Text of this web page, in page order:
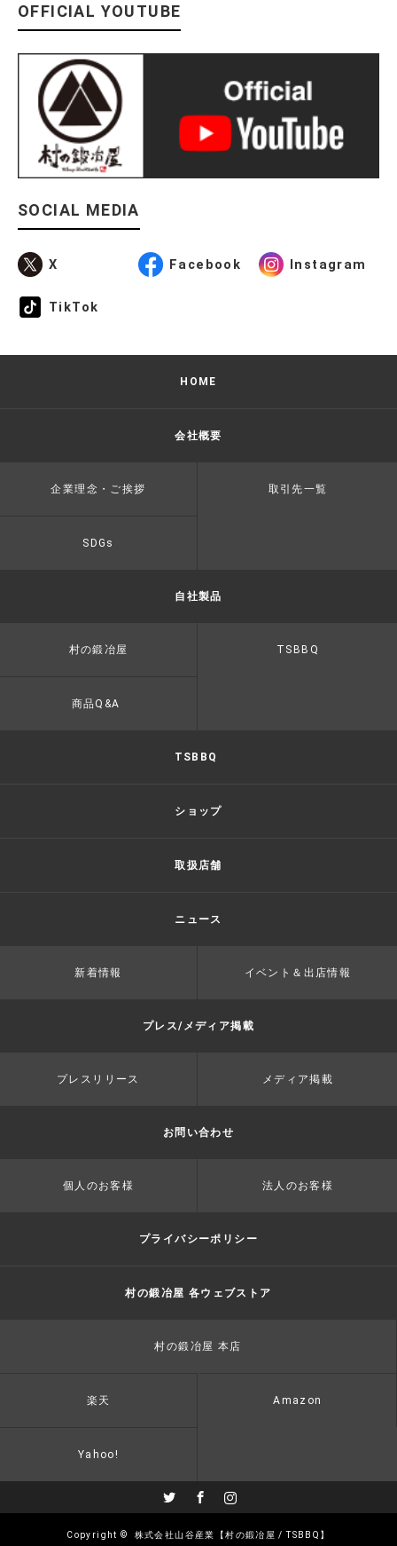
OFFICIAL YOUTUBE
SOCIAL MEDIA
X Facebook Instagram
TikTok
HOME
会社概要
企業理念・ご挨拶 取引先一覧
SDGs
自社製品
村の鍛冶屋 TSBBQ
商品Q&A
TSBBQ
ショップ
取扱店舗
ニュース
新着情報 イベント＆出店情報
プレス/メディア掲載
プレスリリース メディア掲載
お問い合わせ
個人のお客様 法人のお客様
プライバシーポリシー
村の鍛冶屋 各ウェブストア
村の鍛冶屋 本店
楽天 Amazon
Yahoo!
Copyright © 株式会社山谷産業【村の鍛冶屋 / TSBBQ】